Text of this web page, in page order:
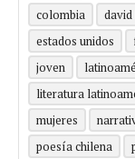
colombia
david
estados unidos
joven
literatura
mujeres
poesía chilena